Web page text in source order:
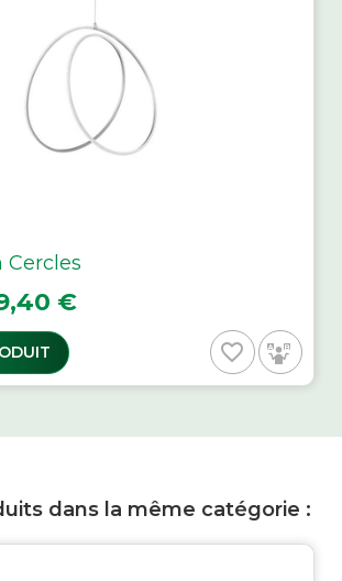
Cercles
€
favorite_border
dans la même catégorie :